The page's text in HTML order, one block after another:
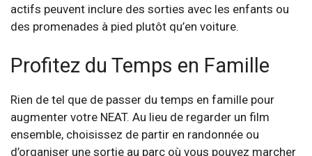
actifs peuvent inclure des sorties avec les enfants ou
des promenades à pied plutôt qu’en voiture.
Profitez du Temps en Famille
Rien de tel que de passer du temps en famille pour
augmenter votre NEAT. Au lieu de regarder un film
ensemble, choisissez de partir en randonnée ou
d’organiser une sortie au parc où vous pouvez marcher